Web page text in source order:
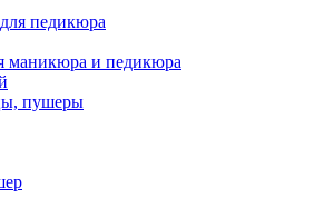
педикюра
маникюра и педикюра
пушеры